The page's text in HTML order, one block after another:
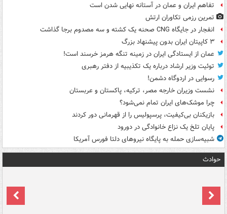
تفاهم ایران و عمان در آستانه نهایی شدن است
تمرین رزمی تکاوران ارتش
انفجار در جایگاه CNG صحنه یک کشته و سه مصدوم برجا گذاشت
۳ کاپیتان ایران بدون پیشنهاد بزرگ
عمان از ایستادگی ایران در زمینه تنگه هرمز خرسند است!
توئیت وزیر ارشاد درباره یک تکذیبیه از دفتر رهبری
رسوایی در اردوگاه دشمن!
نشست وزیران خارجه مصر، ترکیه، پاکستان و عربستان
چرا موشک‌های ایران تمام نمی‌شود؟
بازیکنان بی‌کیفیت، پرسپولیس را از قهرمانی دور کردند
پایان تلخ یک نزاع خانوادگی در دورود
شبیه‌سازی حمله به پایگاه نیروهای دلتا فورس آمریکا
حوادث